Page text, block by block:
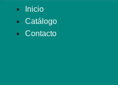
Inicio
Catálogo
Contacto